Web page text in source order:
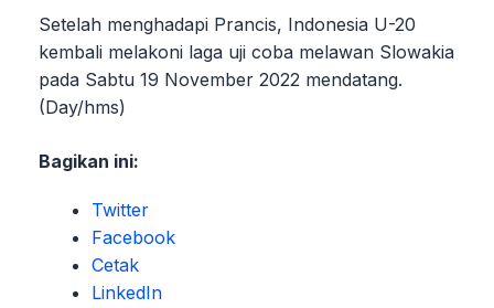
Setelah menghadapi Prancis, Indonesia U-20
kembali melakoni laga uji coba melawan Slowakia
pada Sabtu 19 November 2022 mendatang.
(Day/hms)
Bagikan ini:
Twitter
Facebook
Cetak
LinkedIn